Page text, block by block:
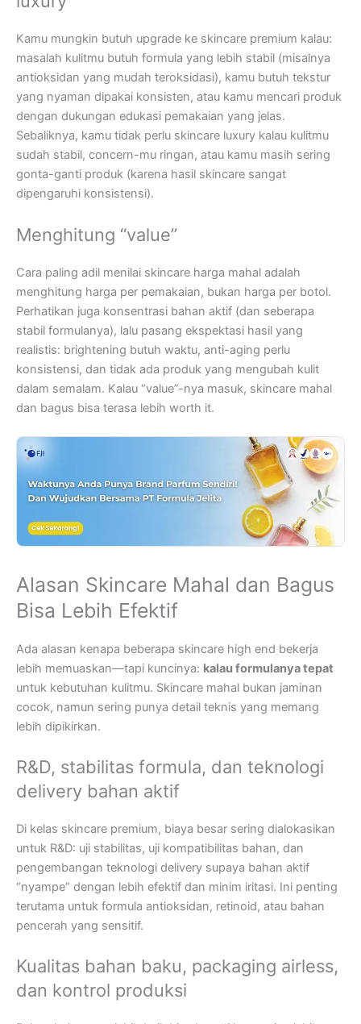
Kamu mungkin butuh upgrade ke skincare premium kalau:
masalah kulitmu butuh formula yang lebih stabil (misalnya
antioksidan yang mudah teroksidasi), kamu butuh tekstur
yang nyaman dipakai konsisten, atau kamu mencari produk
dengan dukungan edukasi pemakaian yang jelas.
Sebaliknya, kamu tidak perlu skincare luxury kalau kulitmu
sudah stabil, concern-mu ringan, atau kamu masih sering
gonta-ganti produk (karena hasil skincare sangat
dipengaruhi konsistensi).
Menghitung “value”
Cara paling adil menilai skincare harga mahal adalah
menghitung harga per pemakaian, bukan harga per botol.
Perhatikan juga konsentrasi bahan aktif (dan seberapa
stabil formulanya), lalu pasang ekspektasi hasil yang
realistis: brightening butuh waktu, anti-aging perlu
konsistensi, dan tidak ada produk yang mengubah kulit
dalam semalam. Kalau “value”-nya masuk, skincare mahal
dan bagus bisa terasa lebih worth it.
Alasan Skincare Mahal dan Bagus
Bisa Lebih Efektif
Ada alasan kenapa beberapa skincare high end bekerja
lebih memuaskan—tapi kuncinya: kalau formulanya tepat
untuk kebutuhan kulitmu. Skincare mahal bukan jaminan
cocok, namun sering punya detail teknis yang memang
lebih dipikirkan.
R&D, stabilitas formula, dan teknologi
delivery bahan aktif
Di kelas skincare premium, biaya besar sering dialokasikan
untuk R&D: uji stabilitas, uji kompatibilitas bahan, dan
pengembangan teknologi delivery supaya bahan aktif
“nyampe” dengan lebih efektif dan minim iritasi. Ini penting
terutama untuk formula antioksidan, retinoid, atau bahan
pencerah yang sensitif.
Kualitas bahan baku, packaging airless,
dan kontrol produksi